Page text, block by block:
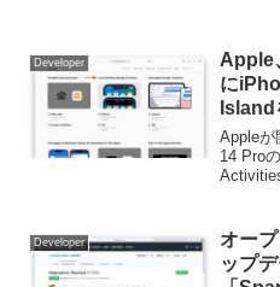
Developer
Apple
に
用テ
Appleが
14 Pro
Developer
オー
ップ